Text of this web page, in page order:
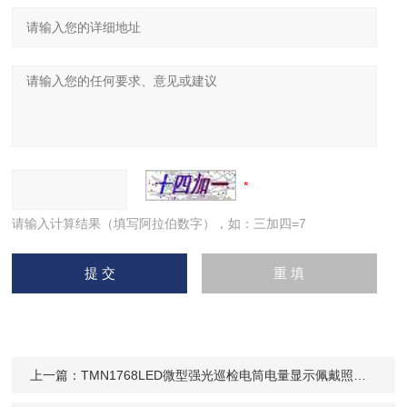
请输入计算结果（填写阿拉伯数字），如：三加四=7
上一篇：TMN1768LED微型强光巡检电筒电量显示佩戴照明头灯